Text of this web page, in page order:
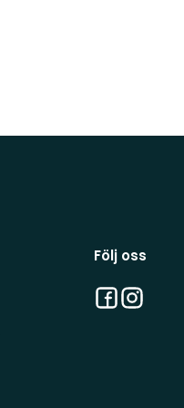
Följ oss
Facebook
Instagram